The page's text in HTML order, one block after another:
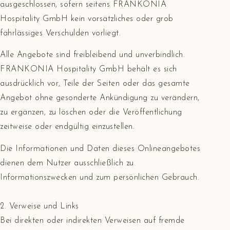
ausgeschlossen, sofern seitens FRANKONIA
Hospitality GmbH kein vorsätzliches oder grob
fahrlässiges Verschulden vorliegt.
Alle Angebote sind freibleibend und unverbindlich.
FRANKONIA Hospitality GmbH behält es sich
ausdrücklich vor, Teile der Seiten oder das gesamte
Angebot ohne gesonderte Ankündigung zu verändern,
zu ergänzen, zu löschen oder die Veröffentlichung
zeitweise oder endgültig einzustellen.
Die Informationen und Daten dieses Onlineangebotes
dienen dem Nutzer ausschließlich zu
Informationszwecken und zum persönlichen Gebrauch.
2. Verweise und Links
Bei direkten oder indirekten Verweisen auf fremde